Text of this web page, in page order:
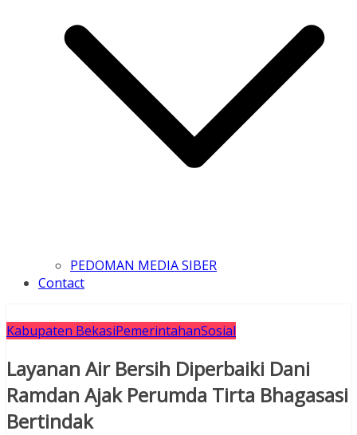
PEDOMAN MEDIA SIBER
Contact
Kabupaten BekasiPemerintahanSosial
Layanan Air Bersih Diperbaiki Dani
Ramdan Ajak Perumda Tirta Bhagasasi
Bertindak